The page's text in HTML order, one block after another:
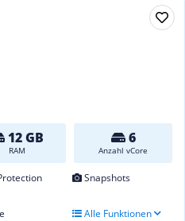
12 GB
RAM
6
Anzahl vCore
Snapshots
Alle Funktionen